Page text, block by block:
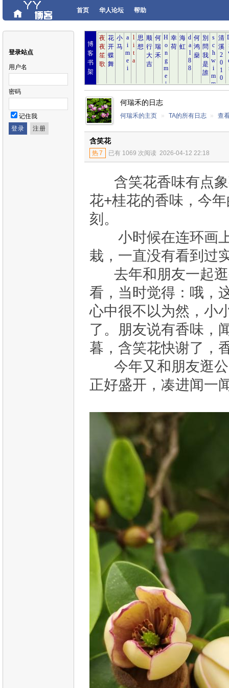
首页 华人论坛 帮助
登录站点
用户名
密码
记住我
博
客
书
架
何瑞禾的日志
何瑞禾的主页 » TA的所有日志 » 查
含笑花
热7 已有 1069 次阅读 2026-04-12 22:18
含笑花香味有点象
花+桂花的香味，今
刻。
小时候在连环画上
栽，一直没有看到过
去年和朋友一起逛
看，当时觉得：哦，
心中很不以为然，小
了。朋友说有香味，
暮，含笑花快谢了，
今年又和朋友逛公
正好盛开，凑进闻一